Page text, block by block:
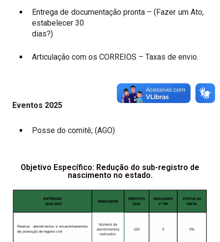
Entrega de documentação pronta – (Fazer um Ato,
estabelecer 30
dias?)
Articulação com os CORREIOS – Taxas de envio.
Eventos 2025
Posse do comitê; (AGO)
Objetivo Específico: Redução do sub-registro de
nascimento no estado.